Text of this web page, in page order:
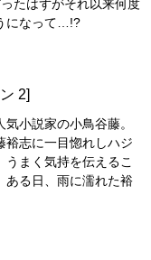
たはずがそれ以来何度
になって…!?
2]
小説家の小鳥谷藤。
裕志に一目惚れしハジ
うまく気持を伝えるこ
ある日、雨に濡れた裕